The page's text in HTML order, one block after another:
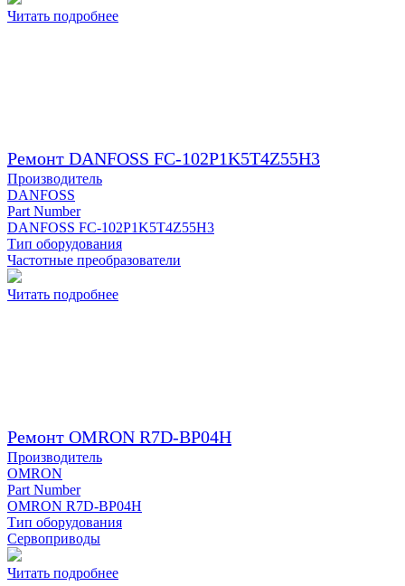
Читать подробнее
Ремонт DANFOSS FC-102P1K5T4Z55H3
Производитель
DANFOSS
Part Number
DANFOSS FC-102P1K5T4Z55H3
Тип оборудования
Частотные преобразователи
Читать подробнее
Ремонт OMRON R7D-BP04H
Производитель
OMRON
Part Number
OMRON R7D-BP04H
Тип оборудования
Сервоприводы
Читать подробнее